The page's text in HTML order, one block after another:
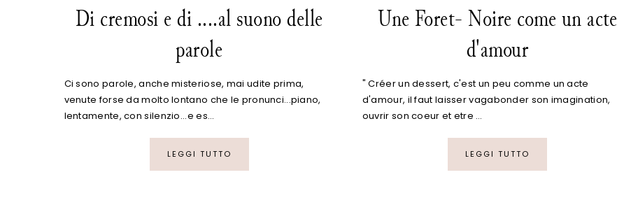
Di cremosi e di ....al suono delle
parole
Ci sono parole, anche misteriose, mai udite prima,
venute forse da molto lontano che le pronunci...piano,
lentamente, con silenzio... e es…
LEGGI TUTTO
Une Foret- Noire come un acte
d'amour
" Créer un dessert, c'est un peu comme un acte
d'amour, il faut laisser vagabonder son imagination,
ouvrir son coeur et etre …
LEGGI TUTTO